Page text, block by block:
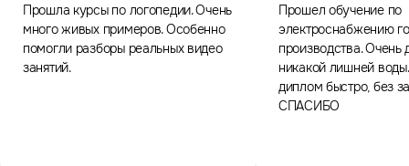
Прошла курсы по логопедии. Очень
много живых примеров. Особенно
помогли разборы реальных видео
занятий.
Прошел обучение по
электроснабжению
производства. Очень
никакой лишней
диплом быстро, без
СПАСИБО